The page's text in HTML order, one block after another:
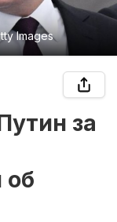
Images
за
об